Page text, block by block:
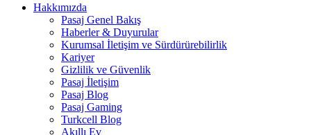
Hakkımızda
Pasaj Genel Bakış
Haberler & Duyurular
Kurumsal İletişim ve Sürdürürebilirlik
Kariyer
Gizlilik ve Güvenlik
Pasaj İletişim
Pasaj Blog
Pasaj Gaming
Turkcell Blog
Akıllı Ev